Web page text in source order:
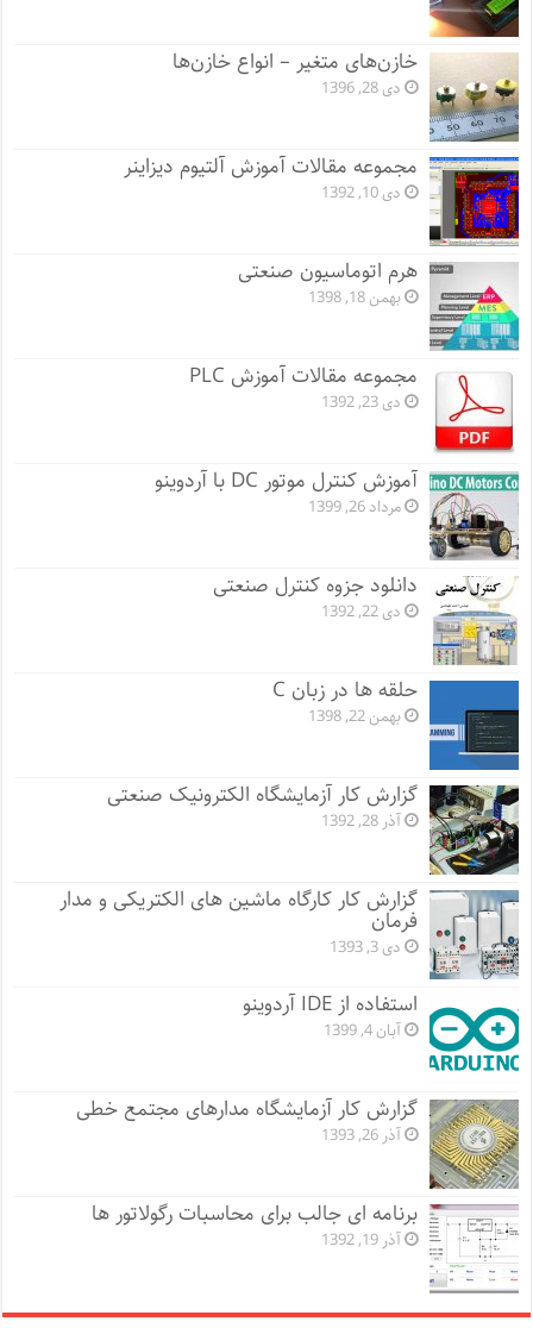
خازن‌های متغیر – انواع خازن‌ها
دی 28, 1396
مجموعه مقالات آموزش آلتیوم دیزاینر
دی 10, 1392
هرم اتوماسیون صنعتی
بهمن 18, 1398
مجموعه مقالات آموزش PLC
دی 23, 1392
آموزش کنترل موتور DC با آردوینو
مرداد 26, 1399
دانلود جزوه کنترل صنعتی
دی 22, 1392
حلقه ها در زبان C
بهمن 22, 1398
گزارش کار آزمایشگاه الکترونیک صنعتی
آذر 28, 1392
گزارش کار کارگاه ماشین های الکتریکی و مدار
فرمان
دی 3, 1393
استفاده از IDE آردوینو
آبان 4, 1399
گزارش کار آزمایشگاه مدارهای مجتمع خطی
آذر 26, 1393
برنامه ای جالب برای محاسبات رگولاتور ها
آذر 19, 1392